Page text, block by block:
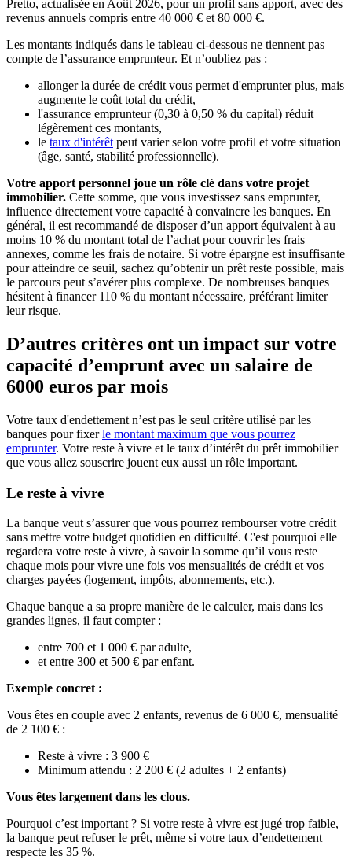
Pretto, actualisée en Août 2026, pour un profil sans apport, avec des
revenus annuels compris entre 40 000 € et 80 000 €.
Les montants indiqués dans le tableau ci-dessous ne tiennent pas
compte de l’assurance emprunteur. Et n’oubliez pas :
allonger la durée de crédit vous permet d'emprunter plus, mais
augmente le coût total du crédit,
l'assurance emprunteur (0,30 à 0,50 % du capital) réduit
légèrement ces montants,
le taux d'intérêt peut varier selon votre profil et votre situation
(âge, santé, stabilité professionnelle).
Votre apport personnel joue un rôle clé dans votre projet
immobilier. Cette somme, que vous investissez sans emprunter,
influence directement votre capacité à convaincre les banques. En
général, il est recommandé de disposer d’un apport équivalent à au
moins 10 % du montant total de l’achat pour couvrir les frais
annexes, comme les frais de notaire. Si votre épargne est insuffisante
pour atteindre ce seuil, sachez qu’obtenir un prêt reste possible, mais
le parcours peut s’avérer plus complexe. De nombreuses banques
hésitent à financer 110 % du montant nécessaire, préférant limiter
leur risque.
D’autres critères ont un impact sur votre
capacité d’emprunt avec un salaire de
6000 euros par mois
Votre taux d'endettement n’est pas le seul critère utilisé par les
banques pour fixerle montant maximum que vous pourrez
emprunter. Votre reste à vivre et le taux d’intérêt du prêt immobilier
que vous allez souscrire jouent eux aussi un rôle important.
Le reste à vivre
La banque veut s’assurer que vous pourrez rembourser votre crédit
sans mettre votre budget quotidien en difficulté. C'est pourquoi elle
regardera votre reste à vivre, à savoir la somme qu’il vous reste
chaque mois pour vivre une fois vos mensualités de crédit et vos
charges payées (logement, impôts, abonnements, etc.).
Chaque banque a sa propre manière de le calculer, mais dans les
grandes lignes, il faut compter :
entre 700 et 1 000 € par adulte,
et entre 300 et 500 € par enfant.
Exemple concret :
Vous êtes en couple avec 2 enfants, revenus de 6 000 €, mensualité
de 2 100 € :
Reste à vivre : 3 900 €
Minimum attendu : 2 200 € (2 adultes + 2 enfants)
Vous êtes largement dans les clous.
Pourquoi c’est important ? Si votre reste à vivre est jugé trop faible,
la banque peut refuser le prêt, même si votre taux d’endettement
respecte les 35 %.